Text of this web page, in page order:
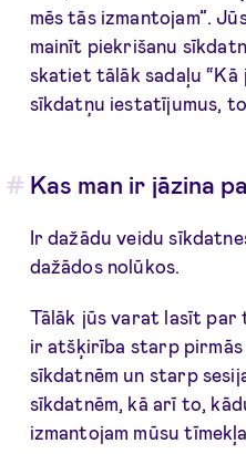
mēs tās izmantojam”.
mainīt piekrišanu
skatiet tālāk sadaļu
sīkdatņu iestatījumus,
Kas man ir jāzina
Ir dažādu veidu
dažādos nolūkos.
Tālāk jūs varat lasīt par
ir atšķirība starp
sīkdatnēm un starp
sīkdatnēm, kā arī to,
izmantojam mūsu